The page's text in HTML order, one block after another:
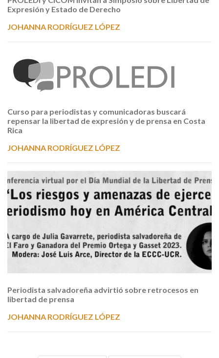
Expresión y Estado de Derecho
JOHANNA RODRÍGUEZ LÓPEZ
Curso para periodistas y comunicadoras buscará
repensar la libertad de expresión y de prensa en Costa
Rica
JOHANNA RODRÍGUEZ LÓPEZ
Periodista salvadoreña advirtió sobre retrocesos en
libertad de prensa
JOHANNA RODRÍGUEZ LÓPEZ